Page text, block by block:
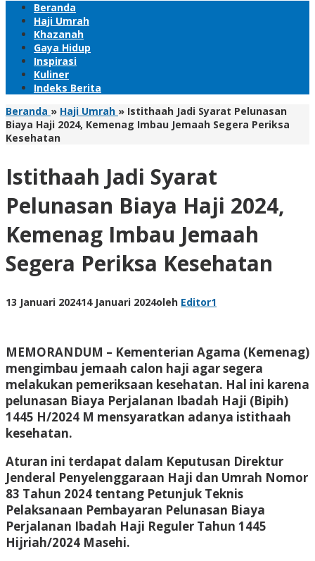
Beranda
Haji Umrah
Khazanah
Gaya Hidup
Inspirasi
Kuliner
Indeks Berita
Beranda » Haji Umrah » Istithaah Jadi Syarat Pelunasan
Biaya Haji 2024, Kemenag Imbau Jemaah Segera Periksa
Kesehatan
Istithaah Jadi Syarat
Pelunasan Biaya Haji 2024,
Kemenag Imbau Jemaah
Segera Periksa Kesehatan
13 Januari 202414 Januari 2024oleh Editor1
MEMORANDUM – Kementerian Agama (Kemenag)
mengimbau jemaah calon haji agar segera
melakukan pemeriksaan kesehatan. Hal ini karena
pelunasan Biaya Perjalanan Ibadah Haji (Bipih)
1445 H/2024 M mensyaratkan adanya istithaah
kesehatan.
Aturan ini terdapat dalam Keputusan Direktur
Jenderal Penyelenggaraan Haji dan Umrah Nomor
83 Tahun 2024 tentang Petunjuk Teknis
Pelaksanaan Pembayaran Pelunasan Biaya
Perjalanan Ibadah Haji Reguler Tahun 1445
Hijriah/2024 Masehi.